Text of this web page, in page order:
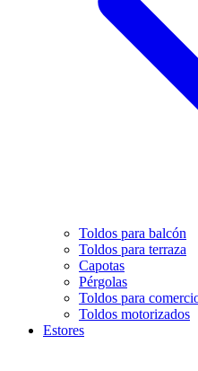
Toldos para balcón
Toldos para terraza
Capotas
Pérgolas
Toldos para
Toldos motorizados
Estores